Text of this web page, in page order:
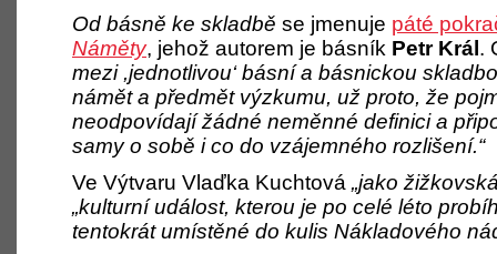
Od básně ke skladbě se jmenuje páté
Náměty, jehož autorem je básník Petr Král.
mezi ,jednotlivou‘ básní a básnickou
námět a předmět výzkumu, už proto, že
neodpovídají žádné neměnné definici a
samy o sobě i co do vzájemného rozlišení.“
Ve Výtvaru Vlaďka Kuchtová „jako
„kulturní událost, kterou je po celé léto
tentokrát umístěné do kulis Nákladového